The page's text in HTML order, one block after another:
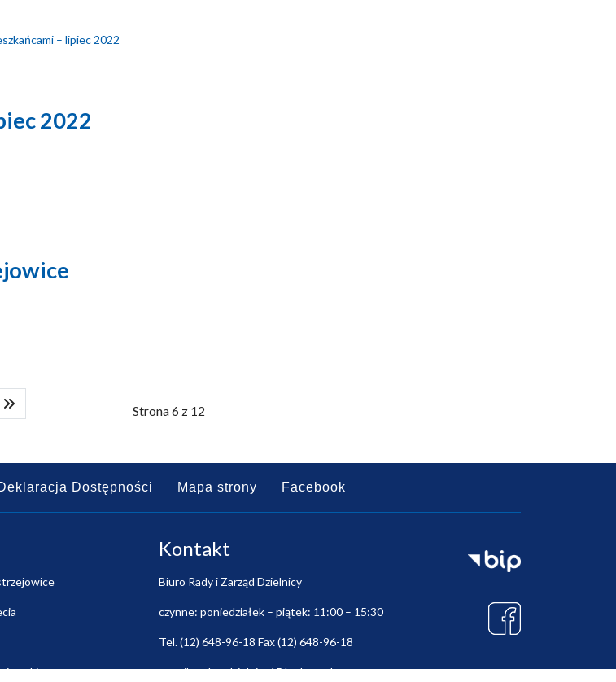
– lipiec 2022
2022
Strona 6 z 12
Dostępności Mapa strony Facebook
Kontakt
Biuro Rady i Zarząd Dzielnicy
czynne: poniedziałek – piątek: 11:00 – 15:30
Tel. (12) 648-96-18 Fax (12) 648-96-18
e-mail:rada@dzielnica15.krakow.pl